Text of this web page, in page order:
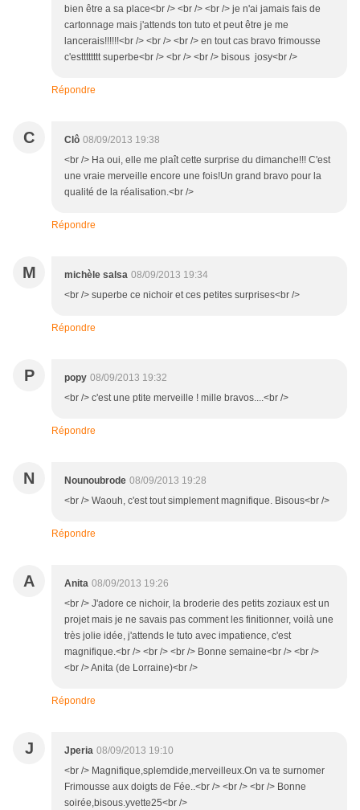
bien être a sa place<br /> <br /> <br /> je n'ai jamais fais de
cartonnage mais j'attends ton tuto et peut être je me
lancerais!!!!!!<br /> <br /> <br /> en tout cas bravo frimousse
c'estttttttt superbe<br /> <br /> <br /> bisous josy<br />
Répondre
C Clô 08/09/2013 19:38
<br /> Ha oui, elle me plaît cette surprise du dimanche!!! C'est
une vraie merveille encore une fois!Un grand bravo pour la
qualité de la réalisation.<br />
Répondre
M michèle salsa 08/09/2013 19:34
<br /> superbe ce nichoir et ces petites surprises<br />
Répondre
P popy 08/09/2013 19:32
<br /> c'est une ptite merveille ! mille bravos....<br />
Répondre
N Nounoubrode 08/09/2013 19:28
<br /> Waouh, c'est tout simplement magnifique. Bisous<br />
Répondre
A Anita 08/09/2013 19:26
<br /> J'adore ce nichoir, la broderie des petits zoziaux est un
projet mais je ne savais pas comment les finitionner, voilà une
très jolie idée, j'attends le tuto avec impatience, c'est
magnifique.<br /> <br /> <br /> Bonne semaine<br /> <br />
<br /> Anita (de Lorraine)<br />
Répondre
J Jperia 08/09/2013 19:10
<br /> Magnifique,splemdide,merveilleux.On va te surnomer
Frimousse aux doigts de Fée..<br /> <br /> <br /> Bonne
soirée,bisous.yvette25<br />